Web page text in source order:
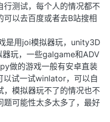
行测试，每个人的情况都不
以去百度或者去B站搜相
是用joi模拟器玩，unity3D
玩，一些galgame和ADV
做的游戏一般有安卓直装
以试一试winlator，可以自
，模拟器玩不了的情况也不
题可能性太多太多了，最好